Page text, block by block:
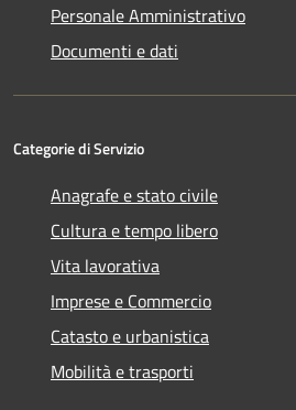
Personale Amministrativo
Documenti e dati
Categorie di Servizio
Anagrafe e stato civile
Cultura e tempo libero
Vita lavorativa
Imprese e Commercio
Catasto e urbanistica
Mobilità e trasporti